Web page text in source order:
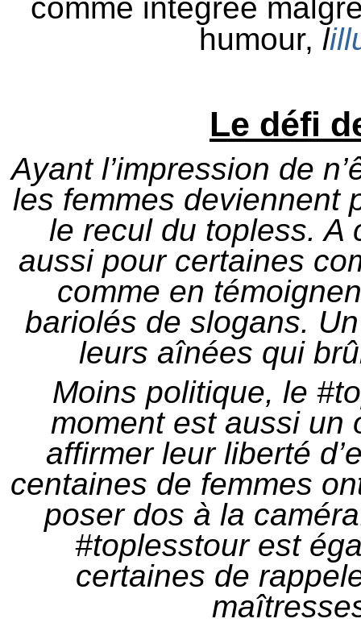
comme intégrée
humour, l
Le défi
Ayant l’impression de
les femmes deviennent
le recul du topless. A
aussi pour certaines
comme en
bariolés de slogans.
leurs aînées qui
Moins politique, le
moment est aussi un
affirmer leur liberté
centaines de femmes
poser dos à la
#toplesstour est
certaines de